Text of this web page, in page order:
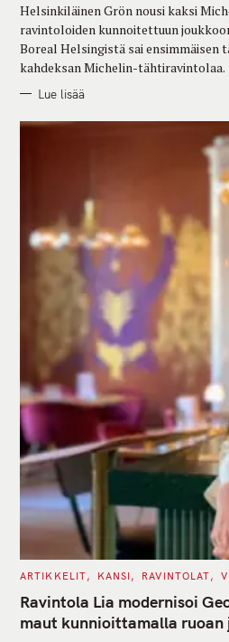
I
E
S
Helsinkiläinen Grön nousi kaksi
ravintoloiden kunnoitettuun
Boreal Helsingistä sai ensimmäisen
kahdeksan Michelin-tähtiravintolaa.
Lue lisää
C
T
E
G
O
ARTIKKELIT KANSI RAVINTOLAT
Ravintola Lia modernisoi
maut kunnioittamalla ruoan